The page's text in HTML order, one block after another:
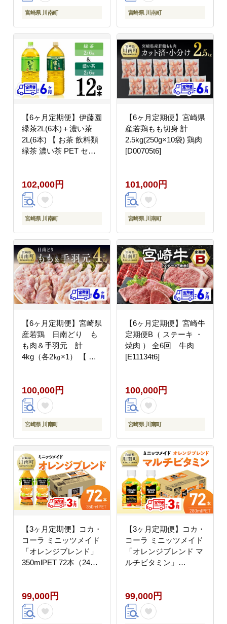
宮崎県 川南町 宮崎県 川南町
【6ヶ月定期便】伊藤園
緑茶2L(6本)＋濃い茶
2L(6本) 【 お茶 飲料類
緑茶 濃い茶 PET セッ
102,000円
宮崎県 川南町
【6ヶ月定期便】宮崎県
産若鶏もも切身 計
2.5kg(250g×10袋) 鶏肉
[D00705t6]
101,000円
宮崎県 川南町
【6ヶ月定期便】宮崎県
産若鶏 日南どり も
も肉＆手羽元 計
4kg（各2㎏×1） 【 ふ
宮崎県産 川南町 おうち
時間 おうちごはん 定期
便 送料無料 】
[C05304t6]
100,000円
宮崎県 川南町
【6ヶ月定期便】宮崎牛
定期便B（ ステーキ ・
焼肉 ） 全6回 牛肉
[E11134t6]
100,000円
宮崎県 川南町
【3ヶ月定期便】コカ・
コーラ ミニッツメイド
「オレンジブレンド」
350mlPET 72本（24本
ース ミックス ブレンド
PET 川南町 国内産 九
州 宮崎県 送料無料 】
99,000円
【3ヶ月定期便】コカ・
コーラ ミニッツメイド
「オレンジブレンド マ
ルチビタミン」
税 飲料 オレンジ ジュ
ース ミックス ブレンド
PET 川南町 国内産 九
99,000円